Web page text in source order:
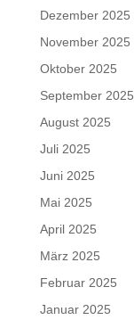
Dezember 2025
November 2025
Oktober 2025
September 2025
August 2025
Juli 2025
Juni 2025
Mai 2025
April 2025
März 2025
Februar 2025
Januar 2025